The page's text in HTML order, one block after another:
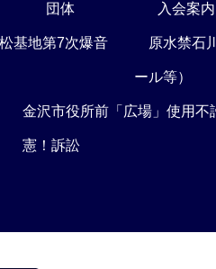
団体 入会案内
基地第7次爆音 原水禁石
ール等）
金沢市役所前「広場」使用不
憲！訴訟